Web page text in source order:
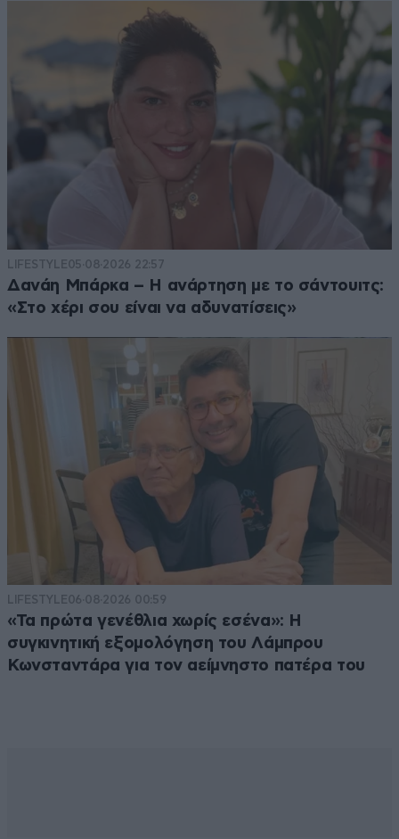
LIFESTYLE05·08·2026 22:57
Δανάη Μπάρκα – Η ανάρτηση με το σάντουιτς:
«Στο χέρι σου είναι να αδυνατίσεις»
LIFESTYLE06·08·2026 00:59
«Τα πρώτα γενέθλια χωρίς εσένα»: Η
συγκινητική εξομολόγηση του Λάμπρου
Κωνσταντάρα για τον αείμνηστο πατέρα του